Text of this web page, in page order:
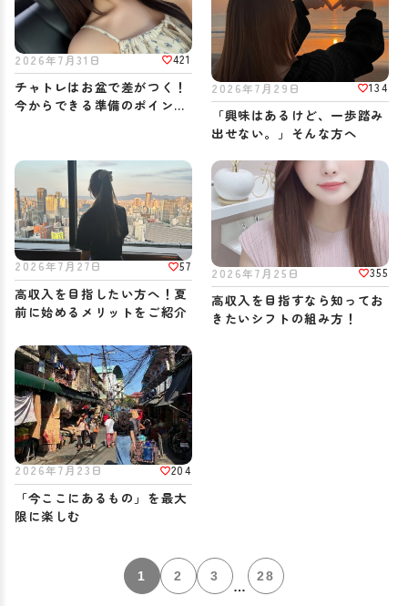
2026年7月31日 421
チャトレはお盆で差がつく！
今からできる準備のポイント
2026年7月29日 134
「興味はあるけど、一歩踏み
出せない。」そんな方へ
2026年7月27日 57
高収入を目指したい方へ！夏
前に始めるメリットをご紹介
2026年7月25日 355
高収入を目指すなら知ってお
きたいシフトの組み方！
2026年7月23日 204
「今ここにあるもの」を最大
限に楽しむ
1 2 3
…
28